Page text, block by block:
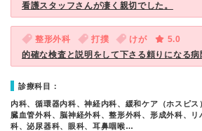
看護スタッフさんが凄く親切でした。
整形外科 打撲 けが
5.0
的確な検査と説明をして下さる頼りになる病
診療科目：
内科、循環器内科、神経内科、緩和ケア（ホスピ
臓血管外科、脳神経外科、整形外科、形成外科、
科、泌尿器科、眼科、耳鼻咽喉…